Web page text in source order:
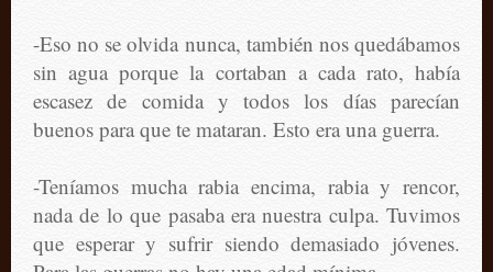
-Eso no se olvida nunca, también nos quedábamos
sin agua porque la cortaban a cada rato, había
escasez de comida y todos los días parecían
buenos para que te mataran. Esto era una guerra.
-Teníamos mucha rabia encima, rabia y rencor,
nada de lo que pasaba era nuestra culpa. Tuvimos
que esperar y sufrir siendo demasiado jóvenes.